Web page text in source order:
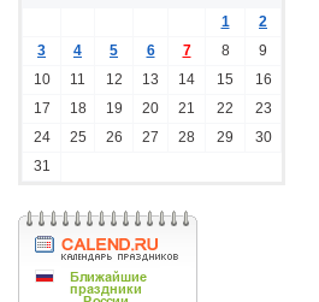
1
2
3
4 5 6 7 8
9
10
11 12 13 14 15
16
17
18 19 20 21 22
23
24
25 26 27 28 29
30
31